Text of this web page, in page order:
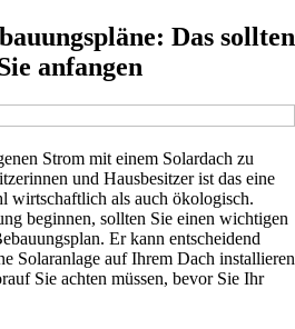
Das sollten
anfangen
Strom mit einem Solardach zu
und Hausbesitzer ist das eine
wirtschaftlich als auch ökologisch.
beginnen, sollten Sie einen wichtigen
Er kann entscheidend
Solaranlage auf Ihrem Dach installieren
Sie achten müssen, bevor Sie Ihr